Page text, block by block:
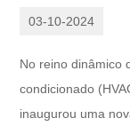
03-10-2024
No reino dinâmico
condicionado
inaugurou uma